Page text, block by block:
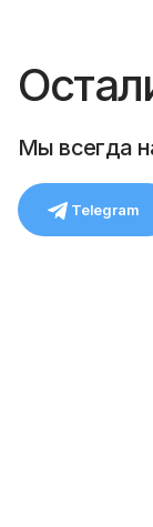
Мы всегда
Telegram